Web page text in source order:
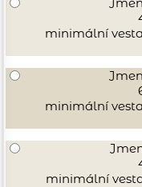
minimální
minimální
minimální